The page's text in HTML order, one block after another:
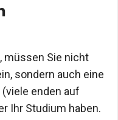
müssen Sie nicht
sondern auch eine
enden auf
Ihr Studium haben.